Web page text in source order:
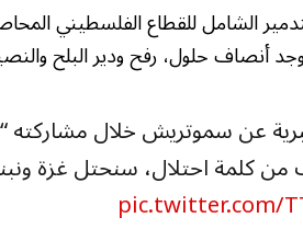
الشامل للقطاع الفلسطيني
أنصاف حلول، رفح ودير البلح
12 العبرية عن سموتريش خلال
من كلمة احتلال، سنحتل غزة
pic.twitter.com/